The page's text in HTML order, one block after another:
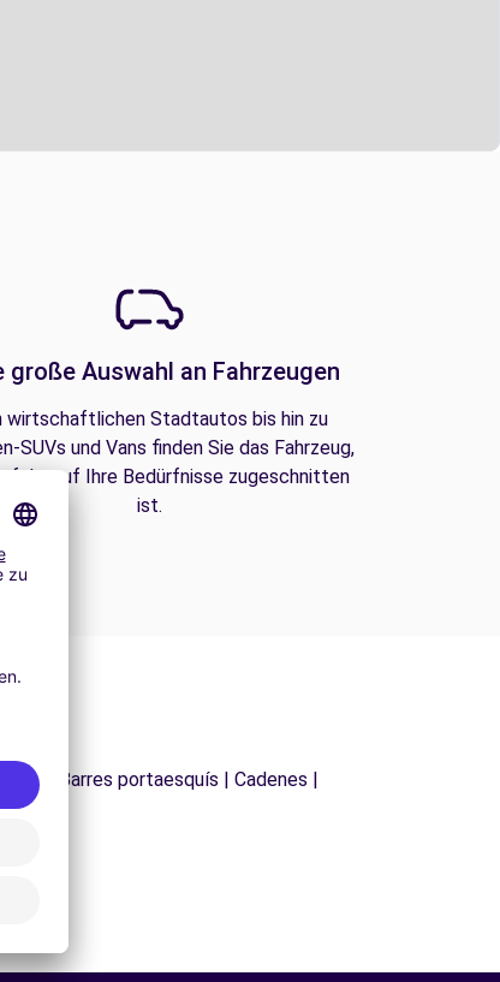
große Auswahl an Fahrzeugen
wirtschaftlichen Stadtautos bis hin zu
SUVs und Vans finden Sie das Fahrzeug,
auf Ihre Bedürfnisse zugeschnitten
ist.
| Barres portaesquís | Cadenes |